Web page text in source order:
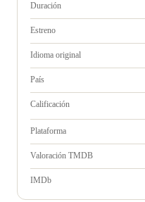
Duración
Estreno
Idioma original
País
Calificación
Plataforma
Valoración TMDB
IMDb